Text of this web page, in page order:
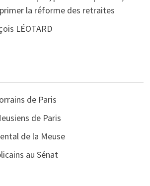
la réforme des retraites
LÉOTARD
de Paris
de Paris
de la Meuse
au Sénat